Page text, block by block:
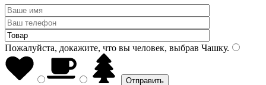
Пожалуйста, докажите, что вы человек, выбрав Чашку.